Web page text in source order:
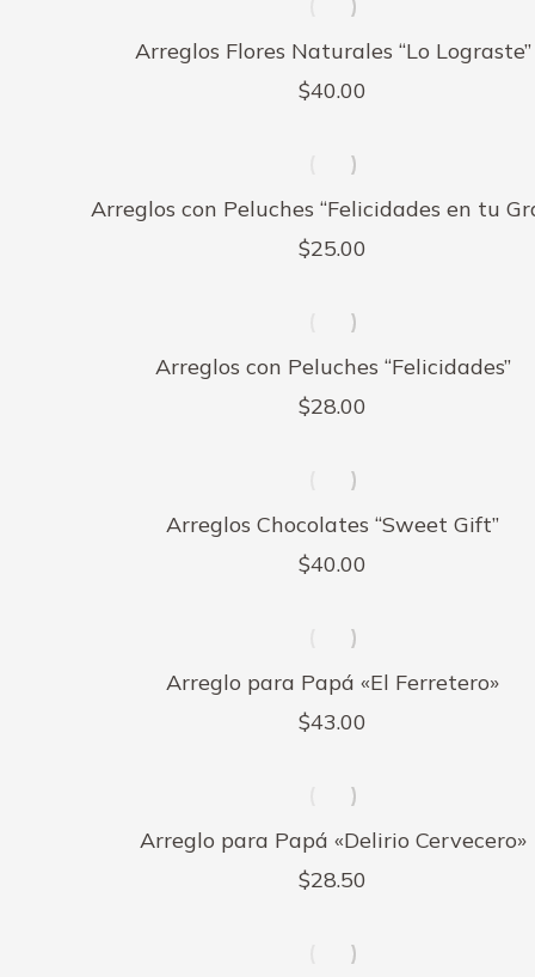
Arreglos Flores Naturales “Lo Lograste”
$40.00
Arreglos con Peluches “Felicidades en tu
$25.00
Arreglos con Peluches “Felicidades”
$28.00
Arreglos Chocolates “Sweet Gift”
$40.00
Arreglo para Papá «El Ferretero»
$43.00
Arreglo para Papá «Delirio Cervecero»
$28.50